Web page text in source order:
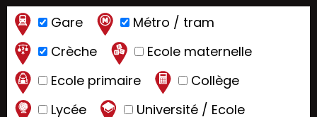
Gare
Métro / tram
Crèche
Ecole maternelle
Ecole primaire
Collège
Lycée
Université / Ecole